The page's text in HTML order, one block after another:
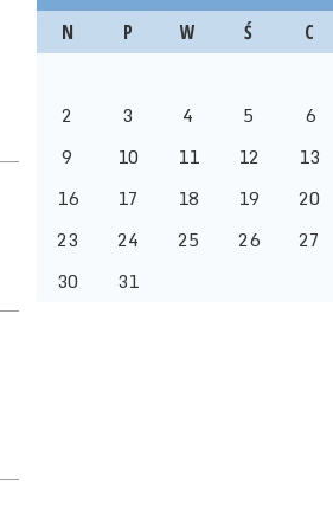
N P W Ś C
2
3 4 5 6
9
10 11 12 13
16
17 18 19 20
23
24 25 26 27
30
31